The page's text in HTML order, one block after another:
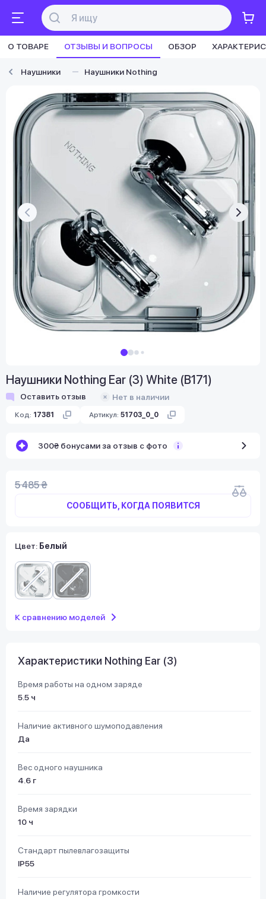
О ТОВАРЕ ОТЗЫВЫ И ВОПРОСЫ ОБЗОР
Наушники Наушники Nothing
Наушники Nothing Ear (3) White (B171)
Оставить отзыв Нет в наличии
Код: 17381 Артикул: 51703_0_0
300₴ бонусами за отзыв с фото
5 485 ₴
СООБЩИТЬ, КОГДА ПОЯВИТСЯ
Цвет: Белый
К сравнению моделей
Характеристики Nothing Ear (3)
Время работы на одном заряде
5.5 ч
Наличие активного шумоподавления
Да
Вес одного наушника
4.6 г
Время зарядки
10 ч
Стандарт пылевлагозащиты
IP55
Наличие регулятора громкости